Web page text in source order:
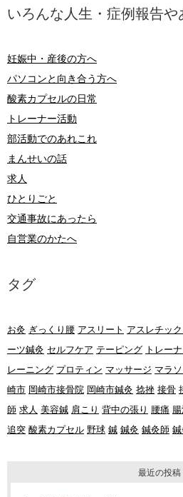
いろんな人生・症例報告や
妊娠中・産後の方へ
パソコンと向き合う方へ
酸素カプセルの日常
トレーナー活動
部活動でのあれこれ
まんせいの話
求人
ひとりごと
交通事故にあったら
自営業のかたへ
タグ
お灸 ぎっくり腰 アスリート アスレチッ
ーツ鍼灸 セルフケア テーピング トレー
レーニング プロティン マッサージ マラ
崎市 岡崎市接骨院 岡崎市鍼灸 捻挫 接骨
師 求人 美容鍼 肩こり 背中の張り 腰痛
追突 酸素カプセル 野球 鍼 鍼灸 鍼灸師
最近の投稿